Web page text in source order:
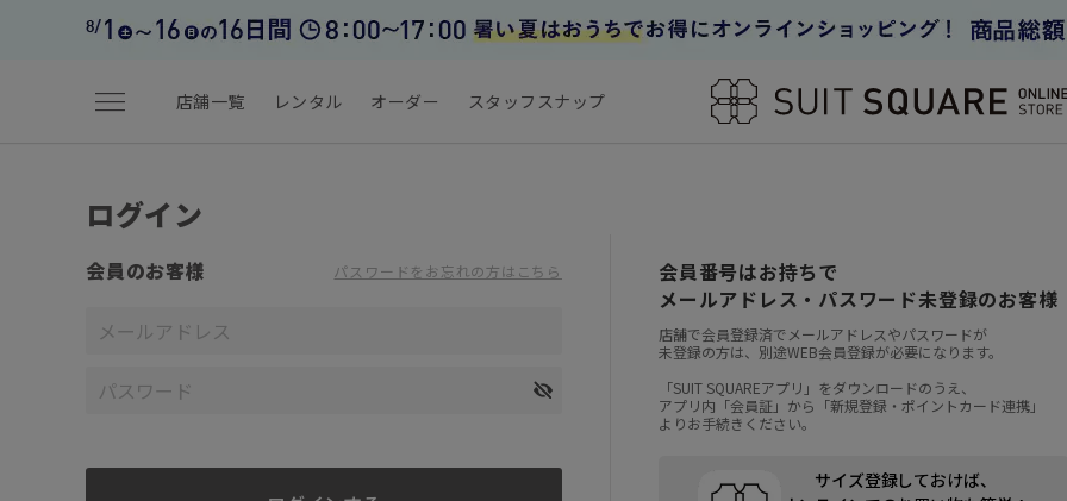
menu 店舗一覧 レンタル オーダー スタッフスナップ
ログイン
会員のお客様 パスワードをお忘れの方はこちら
会員番号はお持ちで
メールアドレス・パスワード未登録のお客様
店舗で会員登録済でメールアドレスやパスワードが
未登録の方は、別途WEB会員登録が必要になります。
「SUIT SQUAREアプリ」をダウンロードのうえ、
アプリ内「会員証」から「新規登録・ポイントカード連携」
よりお手続きください。
サイズ登録しておけば、